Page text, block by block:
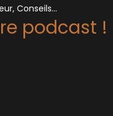
Conseils…
podcast !